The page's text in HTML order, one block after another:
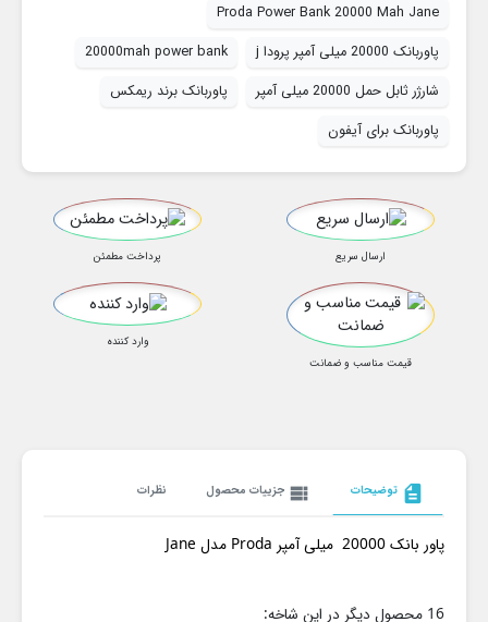
Proda Power Bank 20000 Mah Jane
پاوربانک 20000 میلی آمپر پرودا j
20000mah power bank
شارژر ثابل حمل 20000 میلی آمپر
پاوربانک برند ریمکس
پاوربانک برای آیفون
ارسال سریع پرداخت مطمئن
قیمت مناسب و ضمانت
وارد کننده
description توضیحات view_list جزییات محصول نظرات
پاور بانک 20000 میلی آمپر Proda مدل Jane
16 محصول دیگر در این شاخه: